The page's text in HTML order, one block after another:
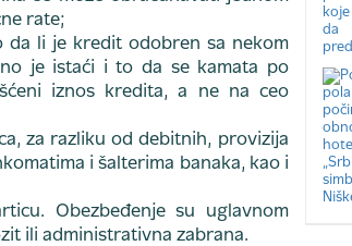
rate;
da li je kredit odobren sa nekom
je istaći i to da se kamata po
iznos kredita, a ne na ceo
za razliku od debitnih, provizija
i šalterima banaka, kao i
Obezbeđenje su uglavnom
ili administrativna zabrana.